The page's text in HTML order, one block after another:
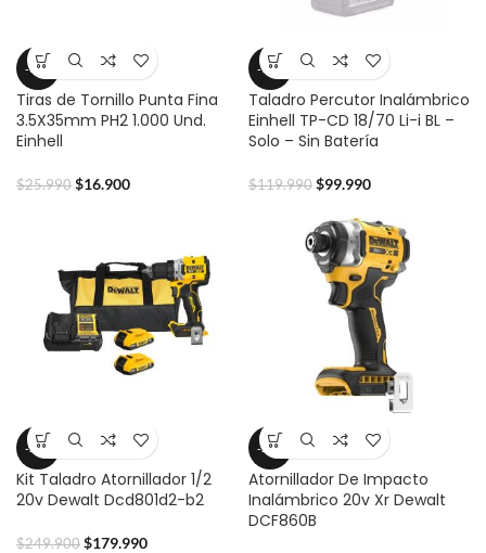
-35%
Tiras de Tornillo Punta Fina
3.5X35mm PH2 1.000 Und.
Einhell
$25.990 $16.900
-17%
Taladro Percutor Inalámbrico
Einhell TP-CD 18/70 Li-i BL –
Solo – Sin Batería
$119.990 $99.990
-28%
Kit Taladro Atornillador 1/2
20v Dewalt Dcd801d2-b2
$249.900 $179.990
-23%
Atornillador De Impacto
Inalámbrico 20v Xr Dewalt
DCF860B